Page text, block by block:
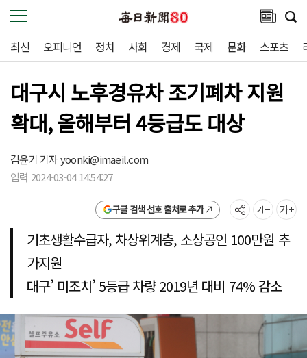
최신 오피니언 정치 사회 경제 국제 문화 스포츠
대구시 노후경유차 조기폐차 지원
확대, 올해부터 4등급도 대상
김윤기 기자yoonki@imaeil.com
입력 2024-03-04 14:54:27
구글 검색 선호 출처로 추가
기초생활수급자, 차상위계층, 소상공인 100만원 추
가지원
대구’ 미조치’ 5등급 차량 2019년 대비 74% 감소